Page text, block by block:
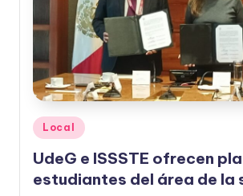
Publicado
en
Local
UdeG e ISSSTE ofrecen
estudiantes del área de la